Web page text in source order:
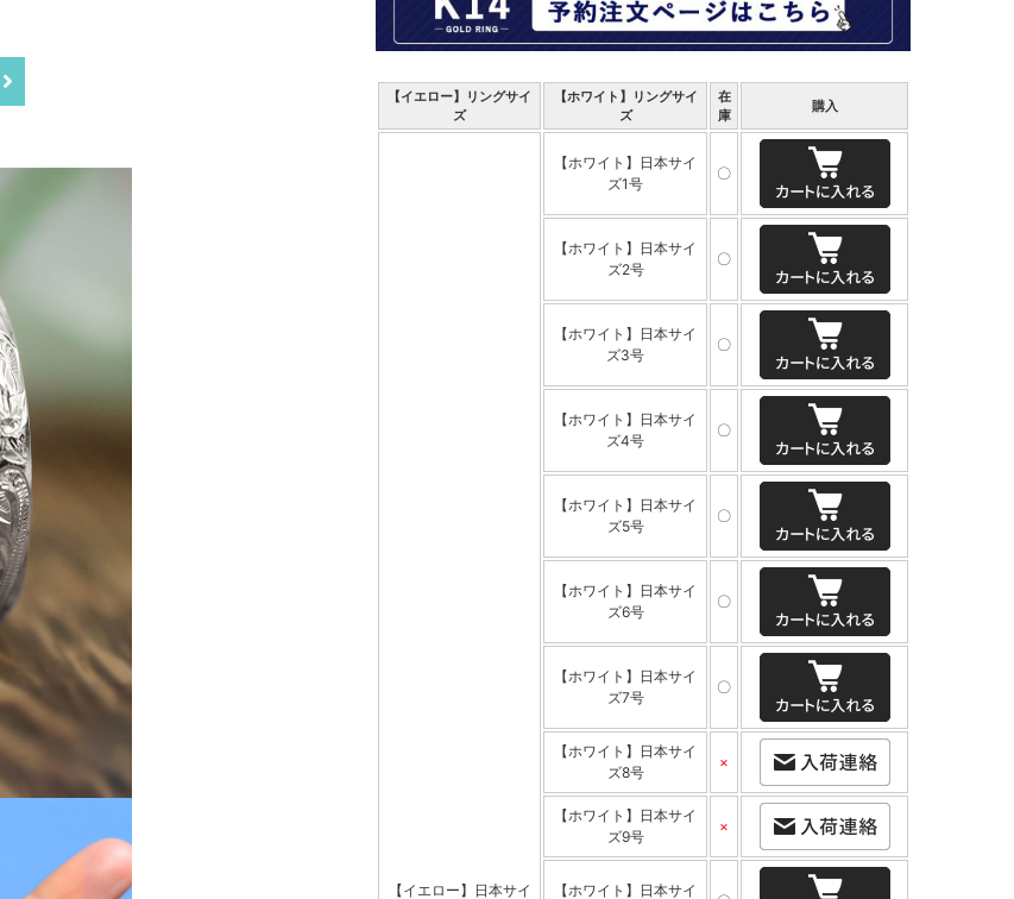
【イエロー】リングサイ
ズ
【ホワイト】リングサイ
ズ
在
庫
購入
【イエロー】日本サイ
【ホワイト】日本サイ
ズ1号
〇
【ホワイト】日本サイ
ズ2号
〇
【ホワイト】日本サイ
ズ3号
〇
【ホワイト】日本サイ
ズ4号
〇
【ホワイト】日本サイ
ズ5号
〇
【ホワイト】日本サイ
ズ6号
〇
【ホワイト】日本サイ
ズ7号
〇
【ホワイト】日本サイ
ズ8号
×
【ホワイト】日本サイ
ズ9号
×
【ホワイト】日本サイ